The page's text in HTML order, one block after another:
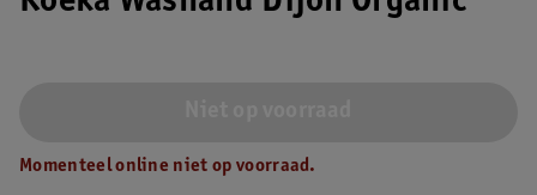
Momenteel online niet op voorraad.